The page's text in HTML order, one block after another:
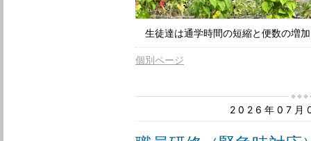
生徒達は通学時間の短縮と便数の増
個別ページ
2026年07月